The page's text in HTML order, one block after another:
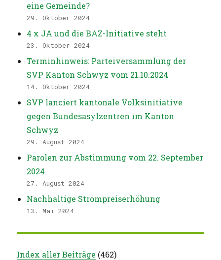
eine Gemeinde?
29. Oktober 2024
4 x JA und die BAZ-Initiative steht
23. Oktober 2024
Terminhinweis: Parteiversammlung der
SVP Kanton Schwyz vom 21.10.2024
14. Oktober 2024
SVP lanciert kantonale Volksinitiative
gegen Bundesasylzentren im Kanton
Schwyz
29. August 2024
Parolen zur Abstimmung vom 22. September
2024
27. August 2024
Nachhaltige Strompreiserhöhung
13. Mai 2024
Index aller Beiträge (462)